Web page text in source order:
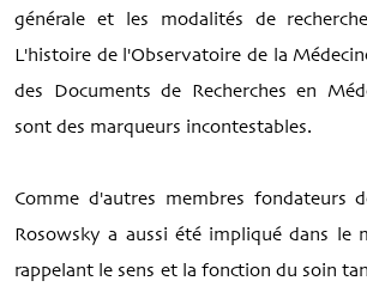
générale et les modalités de
L'histoire de l'Observatoire de la
des Documents de Recherches en
sont des marqueurs incontestables.
Comme d'autres membres fondateurs
Rosowsky a aussi été impliqué dans le
rappelant le sens et la fonction du soin